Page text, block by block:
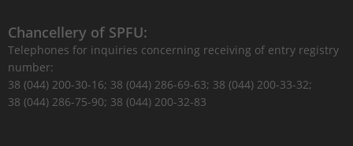
Chancellery of SPFU:
Telephones for inquiries concerning receiving of entry registry
number:
38 (044) 200-30-16; 38 (044) 286-69-63; 38 (044) 200-33-32;
38 (044) 286-75-90; 38 (044) 200-32-83